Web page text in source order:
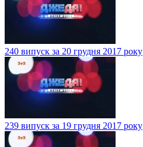
240 випуск за 20 грудня 2017 року
239 випуск за 19 грудня 2017 року